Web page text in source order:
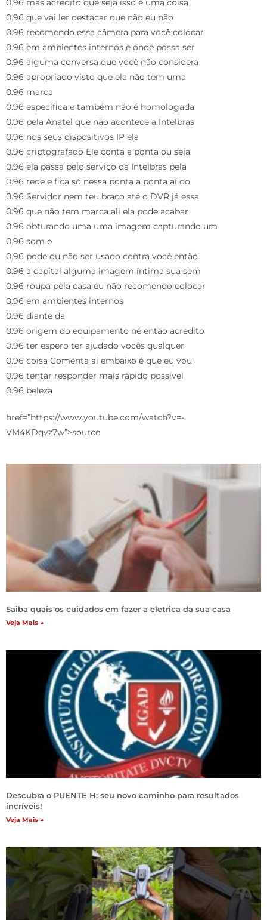
0.96 mas acredito que seja isso é uma coisa
0.96 que vai ler destacar que não eu não
0.96 recomendo essa câmera para você colocar
0.96 em ambientes internos e onde possa ser
0.96 alguma conversa que você não considera
0.96 apropriado visto que ela não tem uma
0.96 marca
0.96 específica e também não é homologada
0.96 pela Anatel que não acontece a Intelbras
0.96 nos seus dispositivos IP ela
0.96 criptografado Ele conta a ponta ou seja
0.96 ela passa pelo serviço da Intelbras pela
0.96 rede e fica só nessa ponta a ponta aí do
0.96 Servidor nem teu braço até o DVR já essa
0.96 que não tem marca ali ela pode acabar
0.96 obturando uma uma imagem capturando um
0.96 som e
0.96 pode ou não ser usado contra você então
0.96 a capital alguma imagem íntima sua sem
0.96 roupa pela casa eu não recomendo colocar
0.96 em ambientes internos
0.96 diante da
0.96 origem do equipamento né então acredito
0.96 ter espero ter ajudado vocês qualquer
0.96 coisa Comenta aí embaixo é que eu vou
0.96 tentar responder mais rápido possível
0.96 beleza
href=”https://www.youtube.com/watch?v=-
VM4KDqvz7w”>source
Saiba quais os cuidados em fazer a eletrica da sua casa
Veja Mais »
Descubra o PUENTE H: seu novo caminho para resultados
incríveis!
Veja Mais »